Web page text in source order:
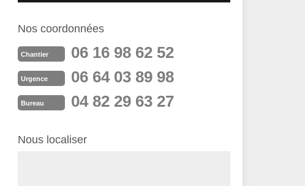
Nos coordonnées
Chantier 06 16 98 62 52
Urgence 06 64 03 89 98
Bureau 04 82 29 63 27
Nous localiser